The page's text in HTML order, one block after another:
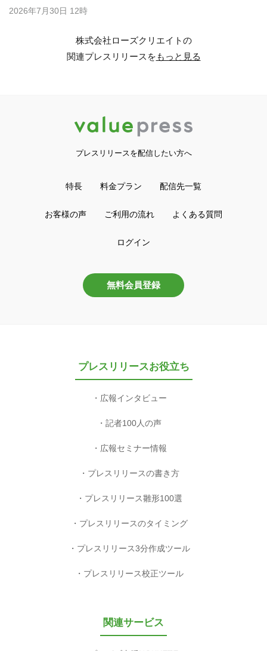
2026年7月30日 12時
株式会社ローズクリエイトの
関連プレスリリースをもっと見る
プレスリリースを配信したい方へ
特長 料金プラン 配信先一覧
お客様の声 ご利用の流れ よくある質問
ログイン
無料会員登録
プレスリリースお役立ち
広報インタビュー
記者100人の声
広報セミナー情報
プレスリリースの書き方
プレスリリース雛形100選
プレスリリースのタイミング
プレスリリース3分作成ツール
プレスリリース校正ツール
関連サービス